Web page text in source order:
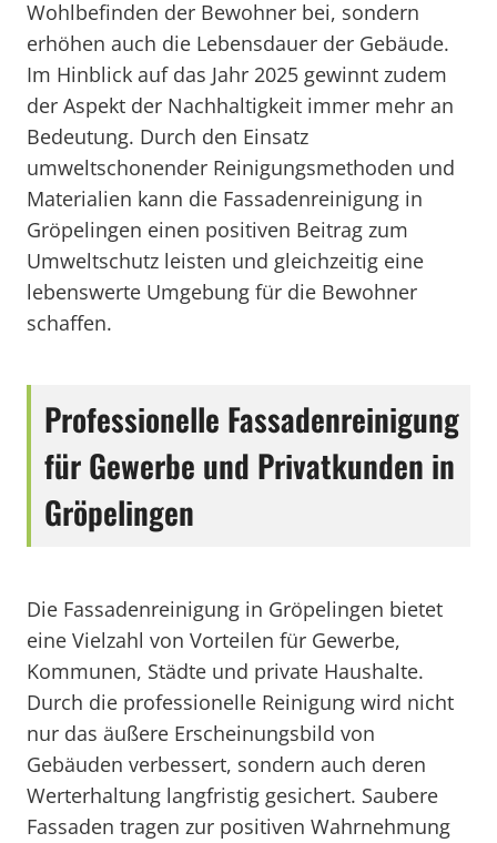
Wohlbefinden der Bewohner bei, sondern
erhöhen auch die Lebensdauer der Gebäude.
Im Hinblick auf das Jahr 2025 gewinnt zudem
der Aspekt der Nachhaltigkeit immer mehr an
Bedeutung. Durch den Einsatz
umweltschonender Reinigungsmethoden und
Materialien kann die Fassadenreinigung in
Gröpelingen einen positiven Beitrag zum
Umweltschutz leisten und gleichzeitig eine
lebenswerte Umgebung für die Bewohner
schaffen.
Professionelle Fassadenreinigung
für Gewerbe und Privatkunden in
Gröpelingen
Die Fassadenreinigung in Gröpelingen bietet
eine Vielzahl von Vorteilen für Gewerbe,
Kommunen, Städte und private Haushalte.
Durch die professionelle Reinigung wird nicht
nur das äußere Erscheinungsbild von
Gebäuden verbessert, sondern auch deren
Werterhaltung langfristig gesichert. Saubere
Fassaden tragen zur positiven Wahrnehmung